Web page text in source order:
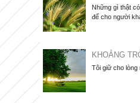
Những gì thật
để cho người
KHOẢNG
Tôi giữ cho lòng